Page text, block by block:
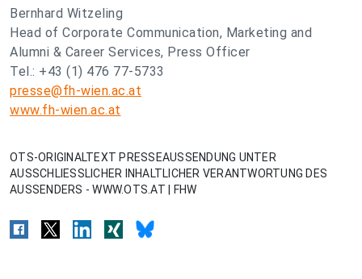
Bernhard Witzeling
Head of Corporate Communication, Marketing and
Alumni & Career Services, Press Officer
Tel.: +43 (1) 476 77-5733
presse@fh-wien.ac.at
www.fh-wien.ac.at
OTS-ORIGINALTEXT PRESSEAUSSENDUNG UNTER
AUSSCHLIESSLICHER INHALTLICHER VERANTWORTUNG DES
AUSSENDERS - WWW.OTS.AT | FHW